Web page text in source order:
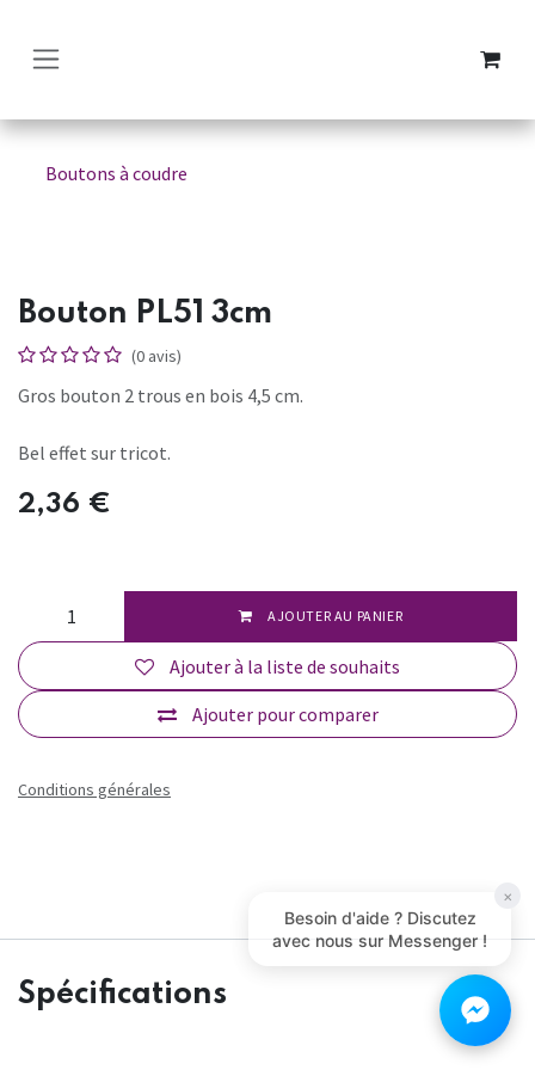
Boutons à coudre
Bouton PL51 3cm
(0 avis)
Gros bouton 2 trous en bois 4,5 cm.
Bel effet sur tricot.
2,36 €
AJOUTER AU PANIER
Ajouter pour comparer
Ajouter à la liste de souhaits
Conditions générales
Spécifications
×
Besoin d'aide ? Discutez
avec nous sur Messenger !